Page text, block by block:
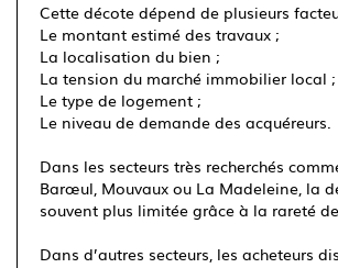
Cette décote dépend de plusieurs
Le montant estimé des travaux ;
La localisation du bien ;
La tension du marché immobilier local ;
Le type de logement ;
Le niveau de demande des acquéreurs.
Dans les secteurs très recherchés
Barœul, Mouvaux ou La Madeleine, la
souvent plus limitée grâce à la rareté
Dans d’autres secteurs, les acheteurs